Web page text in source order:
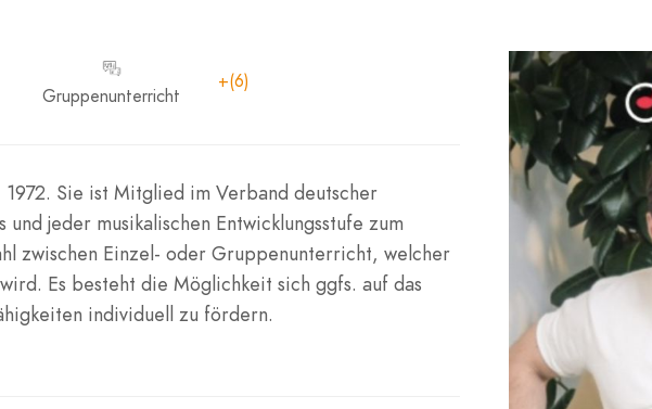
Gruppenunterricht
+(6)
Sie ist Mitglied im Verband deutscher
jeder musikalischen Entwicklungsstufe zum
zwischen Einzel- oder Gruppenunterricht, welcher
Es besteht die Möglichkeit sich ggfs. auf das
individuell zu fördern.